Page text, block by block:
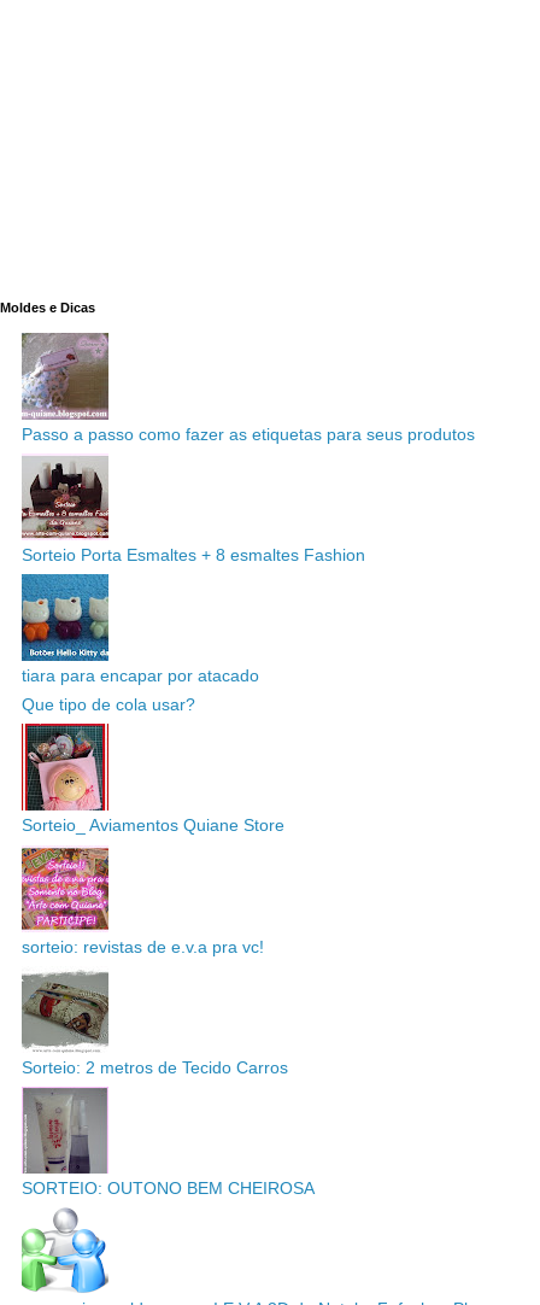
Moldes e Dicas
Passo a passo como fazer as etiquetas para seus produtos
Sorteio Porta Esmaltes + 8 esmaltes Fashion
tiara para encapar por atacado
Que tipo de cola usar?
Sorteio_ Aviamentos Quiane Store
sorteio: revistas de e.v.a pra vc!
Sorteio: 2 metros de Tecido Carros
SORTEIO: OUTONO BEM CHEIROSA